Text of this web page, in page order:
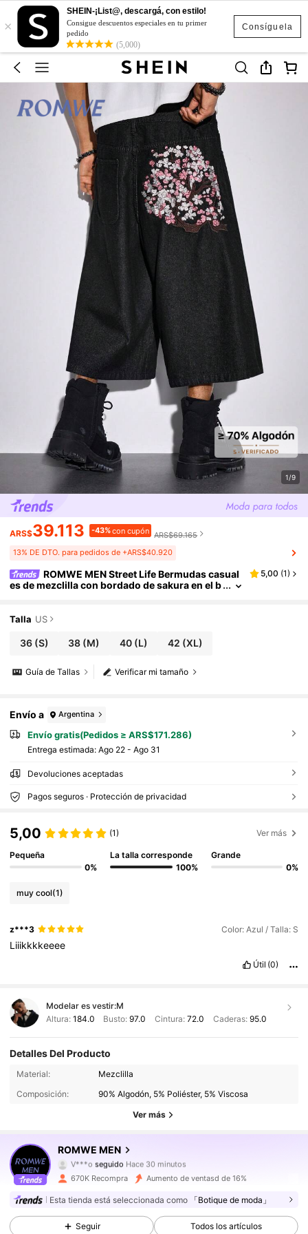
Consíguela
×
SHEIN-¡List@, descargá, con estilo!
Consigue descuentos especiales en tu primer
pedido
(5,000)
1/9
ARS$39.113 -43%con cupón ARS$69.165
13% DE DTO. para pedidos de +ARS$40.920
ROMWE MEN Street Life Bermudas casual
es de mezclilla con bordado de sakura en el b
5,00 (1)
Talla US
36(S) 38 (M) 40(L) 42 (XL)
Verificar mi tamaño
Guía de Tallas
Envío a Argentina
Envío gratis(Pedidos ≥ ARS$171.286)
Entrega estimada: Ago 22 - Ago 31
Devoluciones aceptadas
Pagos seguros · Protección de privacidad
5,00 (1) Ver más
Pequeña
0%
La talla corresponde
100%
Grande
0%
muy cool(1)
z***3 Color: Azul / Talla: S
Liiikkkkeeee
Útil (0)
Modelar es vestir:M
Altura: 184.0 Busto:97.0 Cintura: 72.0 Caderas: 95.0
Detalles Del Producto
Material:
Mezclilla
Composición:
90% Algodón, 5% Poliéster, 5% Viscosa
Ver más
ROMWE MEN
669K Seguidores
4,86
669K Seguidores
4,86 669K Seguidores
670K Recompra Aumento de ventasd de 16%
Esta tienda está seleccionada como 「Botique de moda」
Seguir Todos los artículos